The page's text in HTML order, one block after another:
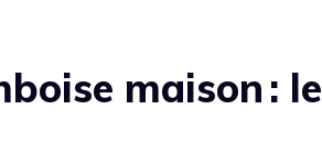
maison : le